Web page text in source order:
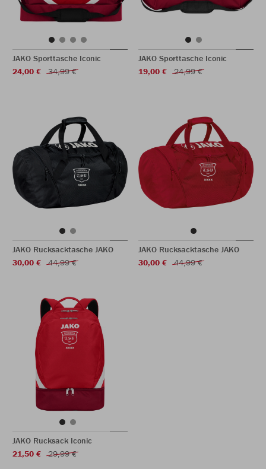
JAKO Sporttasche Iconic
24,00 €
34,99 €
JAKO Sporttasche Iconic
19,00 €
24,99 €
JAKO Rucksacktasche JAKO
30,00 €
44,99 €
JAKO Rucksacktasche JAKO
30,00 €
44,99 €
JAKO Rucksack Iconic
21,50 €
29,99 €